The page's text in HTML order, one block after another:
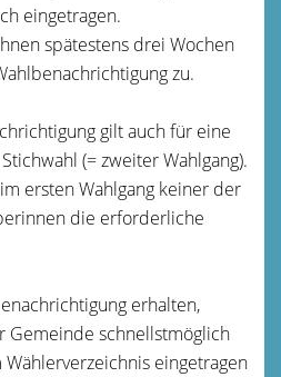
eingetragen.
spätestens drei Wochen
zu.
gilt auch für eine
(= zweiter Wahlgang).
ersten Wahlgang keiner der
die erforderliche
erhalten,
Gemeinde schnellstmöglich
eingetragen